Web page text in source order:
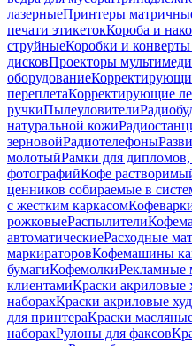
лазерныеПринтеры
печати этикетокКороба и
струйныеКоробки и
дисковПроекторы
оборудование
переплетаКорректирующие
ручкиПылеуловители
натуральной кожи
зерновойРадиотелефоны
молотыйРамки для дипломов,
фотографийКофе
ценников собираемые в
с жестким каркасом
рожковыеРаспылители
автоматическиеРасходные
маркираторовКофемашины
бумагиКофемолкиРекламные
клиентамиКраски акриловые
наборахКраски акриловые
для принтераКраски
наборахРулоны для факсов